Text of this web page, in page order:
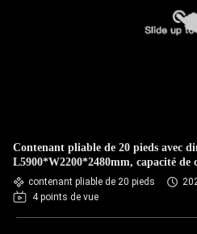
Contenant pliable de 20 pieds avec
L5900*W2200*2480mm, capacité de
fenêtres et disposition
contenant pliable de 20 pieds
4 points de vue